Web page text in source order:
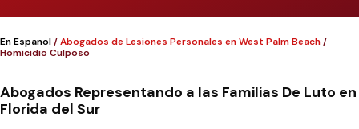
En Espanol/Abogados de Lesiones Personales en West Palm Beach/
Homicidio Culposo
Abogados Representando a las Familias De Luto en
Florida del Sur